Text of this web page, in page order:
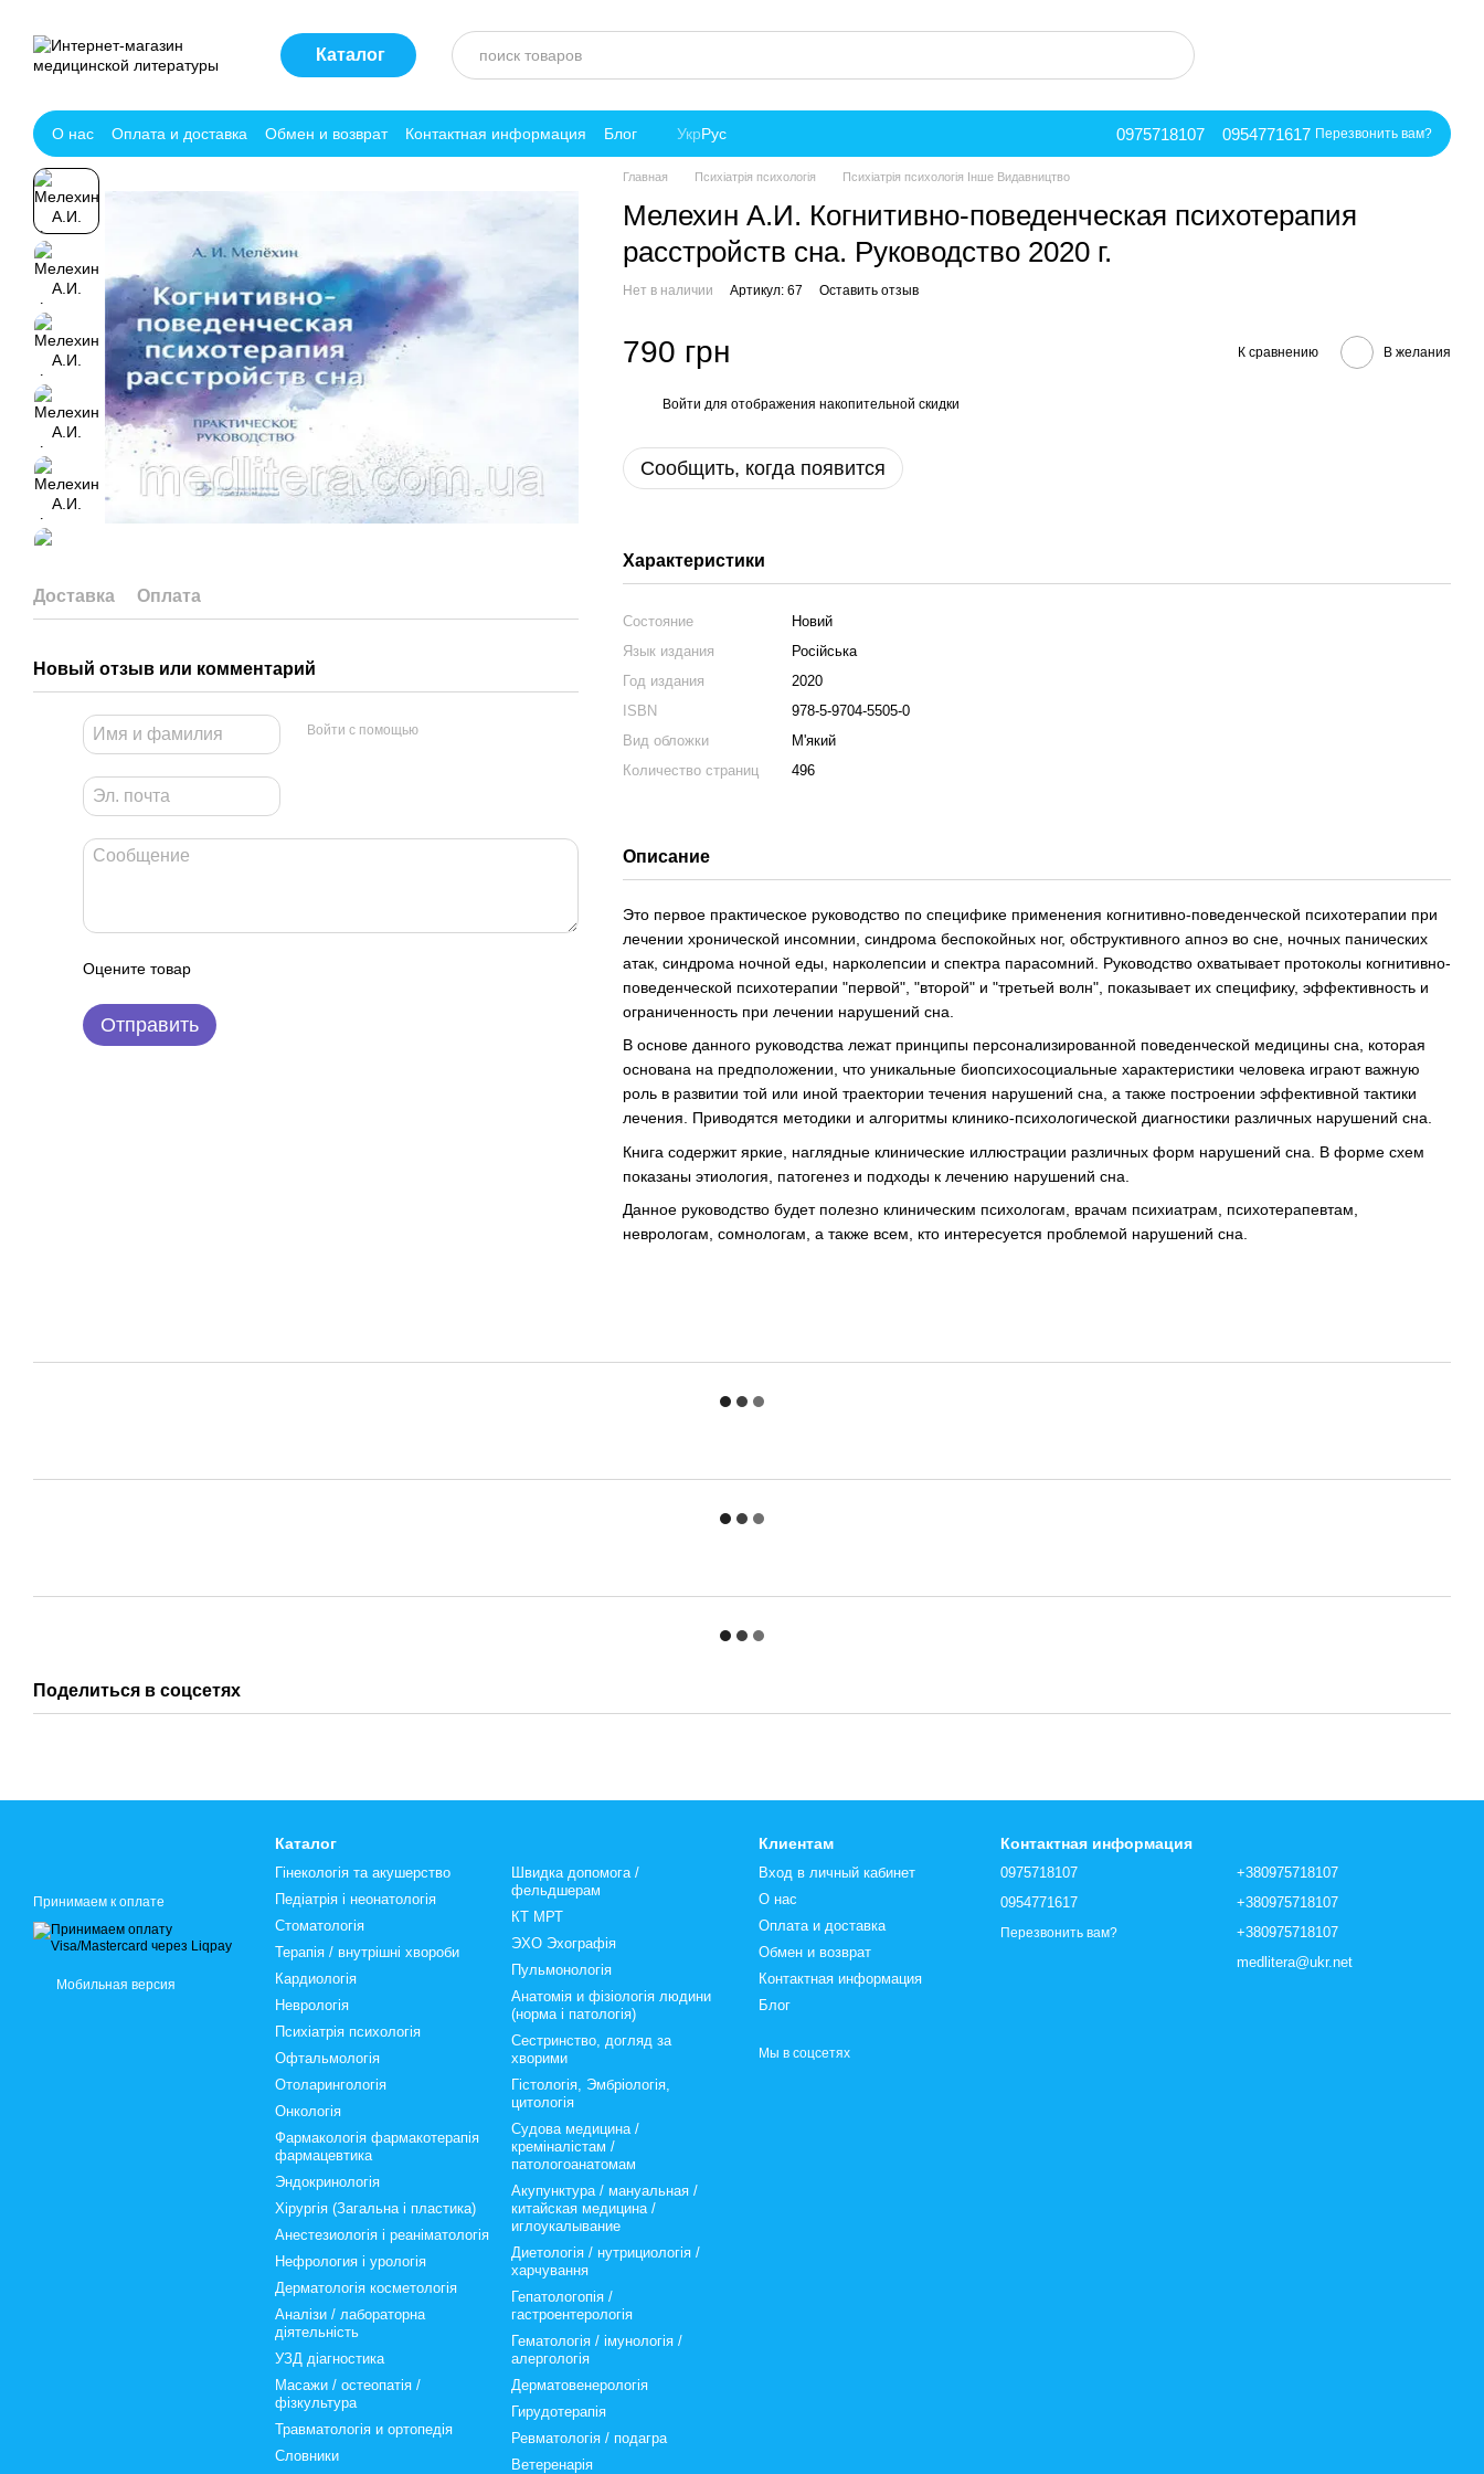
Каталог
О нас Оплата и доставка Обмен и возврат Контактная информация Блог УкрРус 0975718107 0954771617 Перезвонить вам?
Доставка Оплата
Новый отзыв или комментарий
Войти с помощью
Оцените товар
Отправить
Главная Психіатрія психологія Психіатрія психологія Інше Видавництво
Мелехин А.И. Когнитивно-поведенческая психотерапия
расстройств сна. Руководство 2020 г.
Нет в наличии Артикул: 67 Оставить отзыв
790 грн К сравнению В желания
Войти для отображения накопительной скидки
Сообщить, когда появится
Характеристики
Состояние
Новий
Язык издания
Російська
Год издания
2020
ISBN
978-5-9704-5505-0
Вид обложки
М'який
Количество страниц
496
Описание
Это первое практическое руководство по специфике применения когнитивно-поведенческой психотерапии при
лечении хронической инсомнии, синдрома беспокойных ног, обструктивного апноэ во сне, ночных панических
атак, синдрома ночной еды, нарколепсии и спектра парасомний. Руководство охватывает протоколы когнитивно-
поведенческой психотерапии "первой", "второй" и "третьей волн", показывает их специфику, эффективность и
ограниченность при лечении нарушений сна.
В основе данного руководства лежат принципы персонализированной поведенческой медицины сна, которая
основана на предположении, что уникальные биопсихосоциальные характеристики человека играют важную
роль в развитии той или иной траектории течения нарушений сна, а также построении эффективной тактики
лечения. Приводятся методики и алгоритмы клинико-психологической диагностики различных нарушений сна.
Книга содержит яркие, наглядные клинические иллюстрации различных форм нарушений сна. В форме схем
показаны этиология, патогенез и подходы к лечению нарушений сна.
Данное руководство будет полезно клиническим психологам, врачам психиатрам, психотерапевтам,
неврологам, сомнологам, а также всем, кто интересуется проблемой нарушений сна.
Поделиться в соцсетях
Принимаем к оплате
Мобильная версия
Каталог
Гінекологія та акушерство
Педіатрія і неонатологія
Стоматологія
Терапія / внутрішні хвороби
Кардиологія
Неврологія
Психіатрія психологія
Офтальмологія
Отоларингологія
Онкологія
Фармакологія фармакотерапія
фармацевтика
Эндокринологія
Хірургія (Загальна і пластика)
Анестезиологія і реаніматологія
Нефрология і урологія
Дерматологія косметологія
Аналізи / лабораторна
діятельність
УЗД діагностика
Масажи / остеопатія /
фізкультура
Травматологія и ортопедія
Словники
Швидка допомога /
фельдшерам
КТ МРТ
ЭХО Эхографія
Пульмонологія
Анатомія и фізіологія людини
(норма і патологія)
Сестринство, догляд за
хворими
Гістологія, Эмбріологія,
цитологія
Судова медицина /
креміналістам /
патологоанатомам
Акупунктура / мануальная /
китайская медицина /
иглоукалывание
Диетологія / нутрициологія /
харчування
Гепатологопія /
гастроентерологія
Гематологія / імунологія /
алергологія
Дерматовенерологія
Гирудотерапія
Ревматологія / подагра
Ветеренарія
Клиентам
Вход в личный кабинет
О нас
Оплата и доставка
Обмен и возврат
Контактная информация
Блог
Мы в соцсетях
Контактная информация
0975718107
0954771617
Перезвонить вам?
+380975718107
+380975718107
+380975718107
medlitera@ukr.net